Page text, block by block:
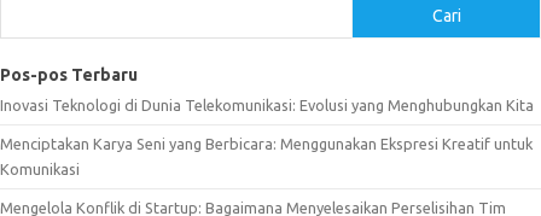
Cari
Pos-pos Terbaru
Inovasi Teknologi di Dunia Telekomunikasi: Evolusi yang Menghubungkan Kita
Menciptakan Karya Seni yang Berbicara: Menggunakan Ekspresi Kreatif untuk
Komunikasi
Mengelola Konflik di Startup: Bagaimana Menyelesaikan Perselisihan Tim